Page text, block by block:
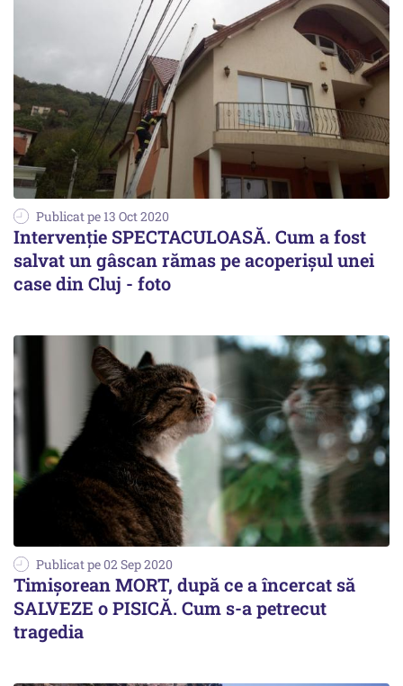
Publicat pe 13 Oct 2020
Intervenție SPECTACULOASĂ. Cum a fost
salvat un gâscan rămas pe acoperișul unei
case din Cluj - foto
Publicat pe 02 Sep 2020
Timișorean MORT, după ce a încercat să
SALVEZE o PISICĂ. Cum s-a petrecut
tragedia